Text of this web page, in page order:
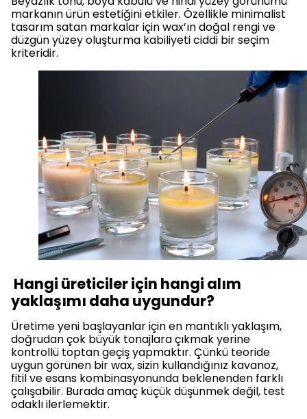
markanın ürün estetiğini etkiler. Özellikle minimalist
tasarım satan markalar için wax’ın doğal rengi ve
düzgün yüzey oluşturma kabiliyeti ciddi bir seçim
kriteridir.
Hangi üreticiler için hangi alım
yaklaşımı daha uygundur?
Üretime yeni başlayanlar için en mantıklı yaklaşım,
doğrudan çok büyük tonajlara çıkmak yerine
kontrollü toptan geçiş yapmaktır. Çünkü teoride
uygun görünen bir wax, sizin kullandığınız kavanoz,
fitil ve esans kombinasyonunda beklenenden farklı
çalışabilir. Burada amaç küçük düşünmek değil, test
odaklı ilerlemektir.